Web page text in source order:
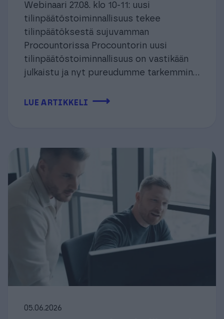
Webinaari 27.08. klo 10-11: uusi
tilinpäätös­toiminnallisuus tekee
tilinpäätöksestä sujuvamman
Procountorissa Procountorin uusi
tilinpäätöstoiminnallisuus on vastikään
julkaistu ja nyt pureudumme tarkemmin...
LUE ARTIKKELI ⟶
05.06.2026